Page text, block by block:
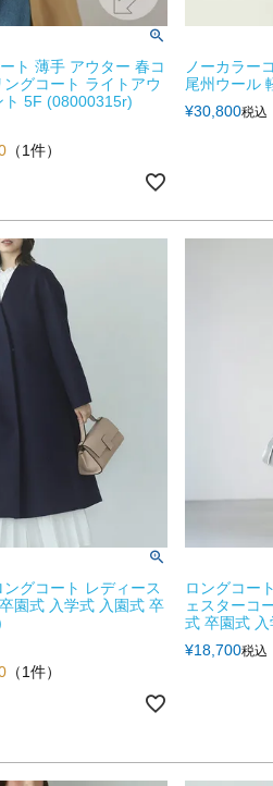
ト 薄手 アウター 春コ
グコート ライトアウ
ト 5F (08000315r)
（1件）
ノーカラー
尾州ウール
¥30,800税込
グコート レディース
園式 入学式 入園式 卒
（1件）
ロングコー
ェスターコ
式 卒園式
¥18,700税込